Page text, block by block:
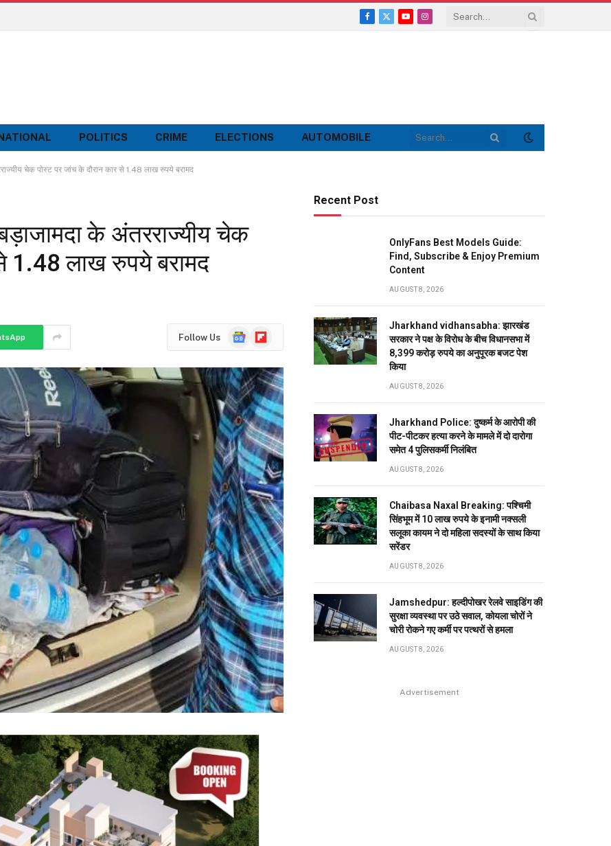
Facebook
X
YouTubeInstagram
POLITICS CRIME ELECTIONS AUTOMOBILE
चेक पोस्ट पर जांच के दौरान कार से 1.48 लाख रुपये बरामद
के अंतरराज्यीय चेक
1.48 लाख रुपये बरामद
Follow Us
GoogleFlipboard
Recent Post
OnlyFans Best Models Guide:
Find, Subscribe & Enjoy Premium
Content
AUGUST 8, 2026
Jharkhand vidhansabha: झारखंड
सरकार ने पक्ष के विरोध के बीच विधानसभा में
8,399 करोड़ रुपये का अनुपूरक बजट पेश
किया
AUGUST 8, 2026
Jharkhand Police: दुष्कर्म के आरोपी की
पीट-पीटकर हत्या करने के मामले में दो दारोगा
समेत 4 पुलिसकर्मी निलंबित
AUGUST 8, 2026
Chaibasa Naxal Breaking: पश्चिमी
सिंहभूम में 10 लाख रुपये के इनामी नक्सली
सलूका कायम ने दो महिला सदस्यों के साथ किया
सरेंडर
AUGUST 8, 2026
Jamshedpur: हल्दीपोखर रेलवे साइडिंग की
सुरक्षा व्यवस्था पर उठे सवाल, कोयला चोरों ने
चोरी रोकने गए कर्मी पर पत्थरों से हमला
AUGUST 8, 2026
Advertisement